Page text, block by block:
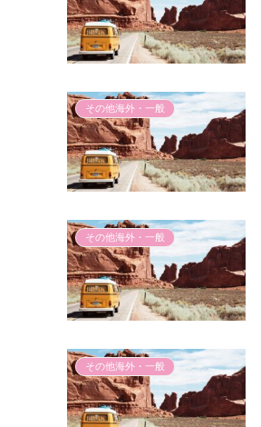
その他海外・一般
その他海外・一般
その他海外・一般